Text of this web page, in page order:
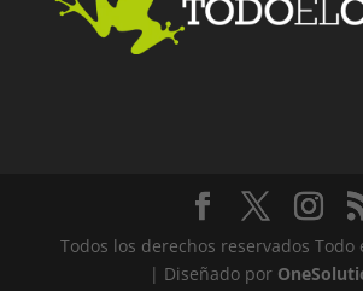
Todos los derechos reservados Todo
| Diseñado por